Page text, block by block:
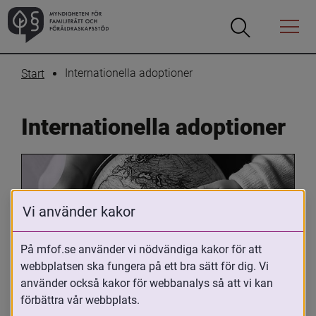
Öppna
Öppna
Menyn
Start Internationella adoptioner
Internationella adoptioner
Oavsett om du är adopterad,
adoptivförälder eller arbetar med
Vi använder kakor
På mfof.se använder vi nödvändiga kakor för att
webbplatsen ska fungera på ett bra sätt för dig. Vi
använder också kakor för webbanalys så att vi kan
förbättra vår webbplats.